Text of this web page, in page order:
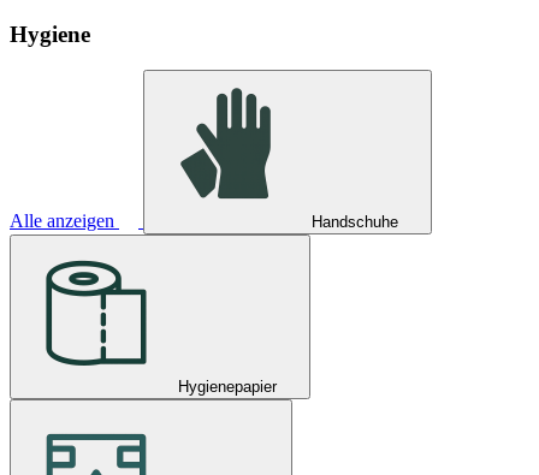
Hygiene
Alle anzeigen Handschuhe
Hygienepapier